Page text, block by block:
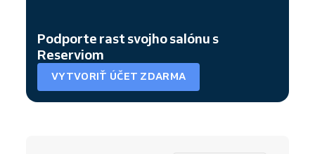
Podporte rast svojho salónu s
Reserviom
VYTVORIŤ ÚČET ZDARMA